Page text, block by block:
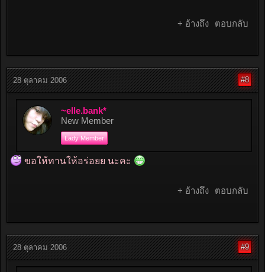
+ อ้างถึง ตอบกลับ
28 ตุลาคม 2006 #8
~elle.bank*
New Member
Lady Member
ขอให้ทานให้อร่อยย นะคะ
+ อ้างถึง ตอบกลับ
28 ตุลาคม 2006 #9